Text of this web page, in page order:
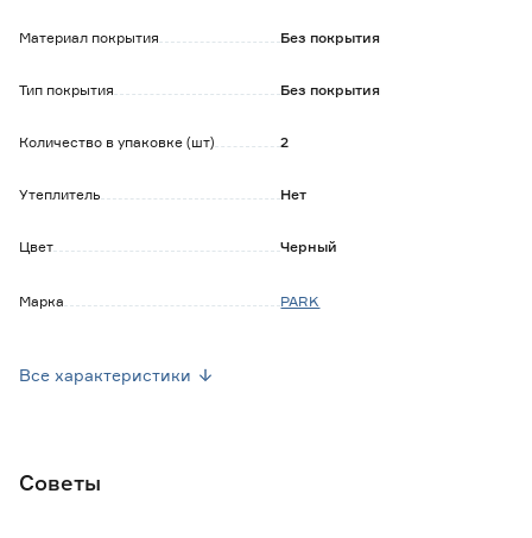
Материал покрытия Без покрытия
Тип покрытия Без покрытия
Количество в упаковке (шт) 2
Утеплитель Нет
Цвет Черный
Марка PARK
Все характеристики
Советы